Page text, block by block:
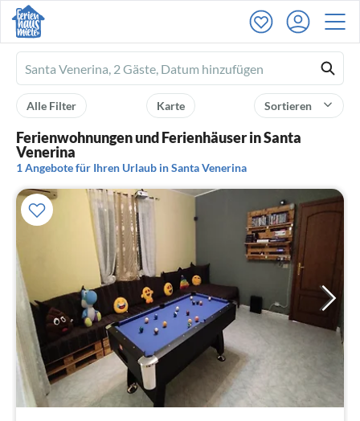
Ferienhausmiete
logo
Sortieren
Karte
Alle Filter
Ferienwohnungen und Ferienhäuser in Santa
Venerina
1 Angebote für Ihren Urlaub in Santa Venerina